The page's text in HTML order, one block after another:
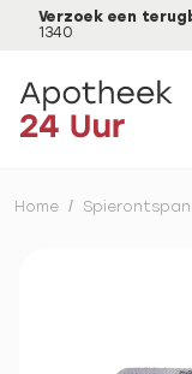
Verzoek een
1340
Home /